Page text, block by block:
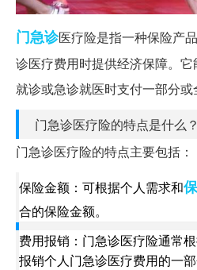
门急诊医疗险是指一种保险产
诊医疗费用时提供经济保障。
就诊或急诊就医时支付一部分或
门急诊医疗险的特点是什么？
门急诊医疗险的特点主要包括：
保险金额：可根据个人需求和
合的保险金额。
费用报销：门急诊医疗险通常
报销个人门急诊医疗费用的一部